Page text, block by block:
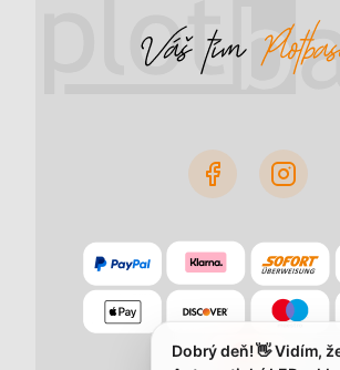
Dobrý deň! 👋 Vidím,